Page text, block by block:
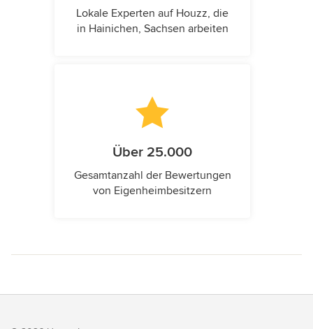
Lokale Experten auf Houzz, die
in Hainichen, Sachsen arbeiten
Über 25.000
Gesamtanzahl der Bewertungen
von Eigenheimbesitzern